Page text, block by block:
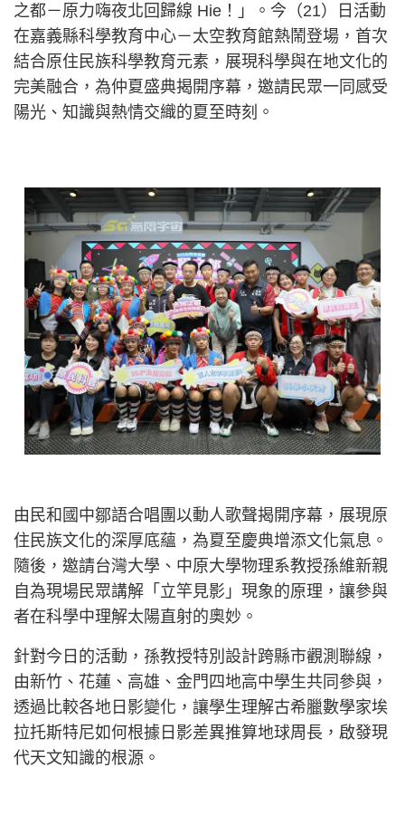
之都－原力嗨夜北回歸線 Hie！」。今（21）日活動
在嘉義縣科學教育中心－太空教育館熱鬧登場，首次
結合原住民族科學教育元素，展現科學與在地文化的
完美融合，為仲夏盛典揭開序幕，邀請民眾一同感受
陽光、知識與熱情交織的夏至時刻。
由民和國中鄒語合唱團以動人歌聲揭開序幕，展現原
住民族文化的深厚底蘊，為夏至慶典增添文化氣息。
隨後，邀請台灣大學、中原大學物理系教授孫維新親
自為現場民眾講解「立竿見影」現象的原理，讓參與
者在科學中理解太陽直射的奧妙。
針對今日的活動，孫教授特別設計跨縣市觀測聯線，
由新竹、花蓮、高雄、金門四地高中學生共同參與，
透過比較各地日影變化，讓學生理解古希臘數學家埃
拉托斯特尼如何根據日影差異推算地球周長，啟發現
代天文知識的根源。